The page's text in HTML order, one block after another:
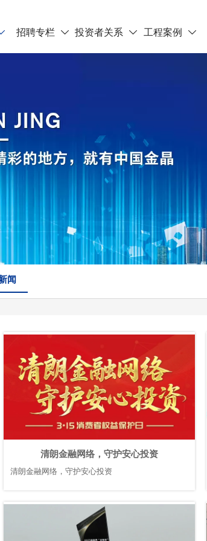
招聘专栏  投资者关系  工程案例 
闻
清朗金融网络，守护安心投资
清朗金融网络，守护安心投资